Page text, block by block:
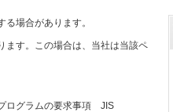
場合があります。
ます。この場合は、当社は当該ペ
ログラムの要求事項 JIS